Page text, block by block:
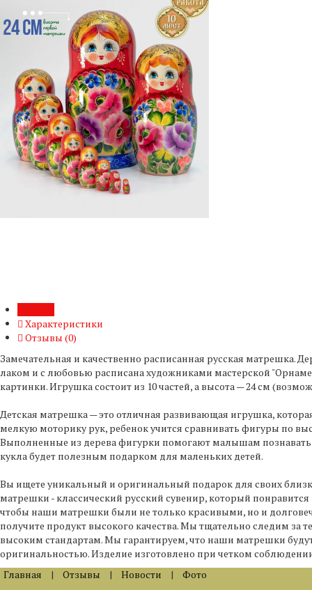
Характеристики
Отзывы (0)
Замечательная и качественно расписанная русская
лаком и с любовью расписана художниками мастерской
картинки. Игрушка состоит из 10 частей, а высота — 24 см
Детская матрешка — это отличная развивающая игрушка,
мелкую моторику рук, ребенок учится сравнивать фигуры по
Выполненные из дерева фигурки помогают малышам
кукла будет полезным подарком для маленьких детей.
Вы ищете уникальный и оригинальный подарок для своих
матрешки - классический русский сувенир, который
чтобы наши матрешки были не только красивыми, но и
получите продукт высокого качества. Мы тщательно следим
высоким стандартам. Мы гарантируем, что наши матрешки
оригинальностью. Изделие изготовлено при четком
Главная
| Отзывы | Новости | Фото